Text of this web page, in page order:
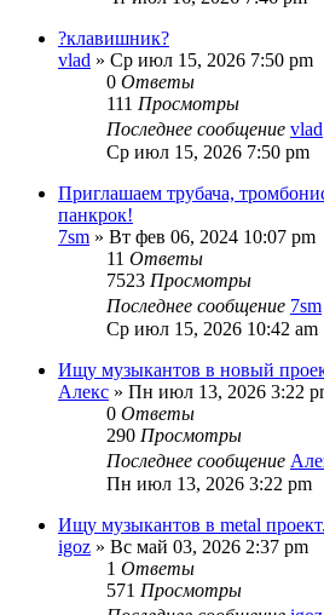
?клавишник?
vlad » Ср июл 15, 2026 7:50 pm
0 Ответы
111 Просмотры
Последнее сообщение vlad
Ср июл 15, 2026 7:50 pm
Приглашаем трубача,
панкрок!
7sm » Вт фев 06, 2024 10:07 pm
11 Ответы
7523 Просмотры
Последнее сообщение 7sm
Ср июл 15, 2026 10:42 am
Ищу музыкантов в новый
Алекс » Пн июл 13, 2026 3:22
0 Ответы
290 Просмотры
Последнее сообщение
Пн июл 13, 2026 3:22 pm
Ищу музыкантов в metal
igoz » Вс май 03, 2026 2:37 pm
1 Ответы
571 Просмотры